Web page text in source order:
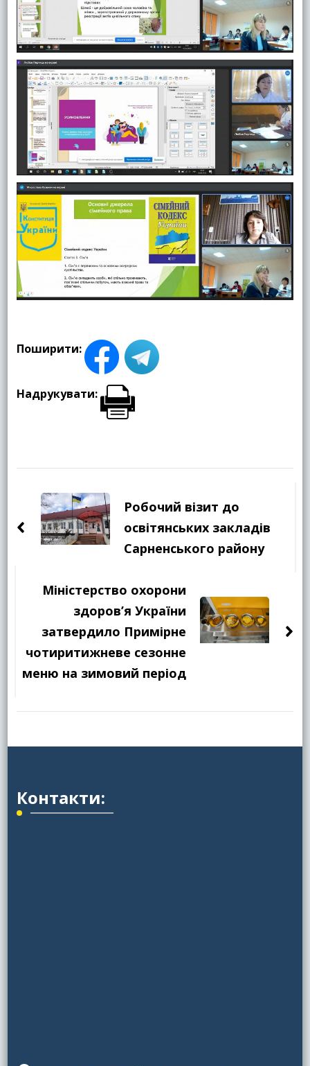
Поширити:
Надрукувати:
по
запису
Робочий візит до
освітянських закладів
Сарненського району
Міністерство охорони
здоров’я України
затвердило Примірне
чотиритижневе сезонне
меню на зимовий період
Контакти: